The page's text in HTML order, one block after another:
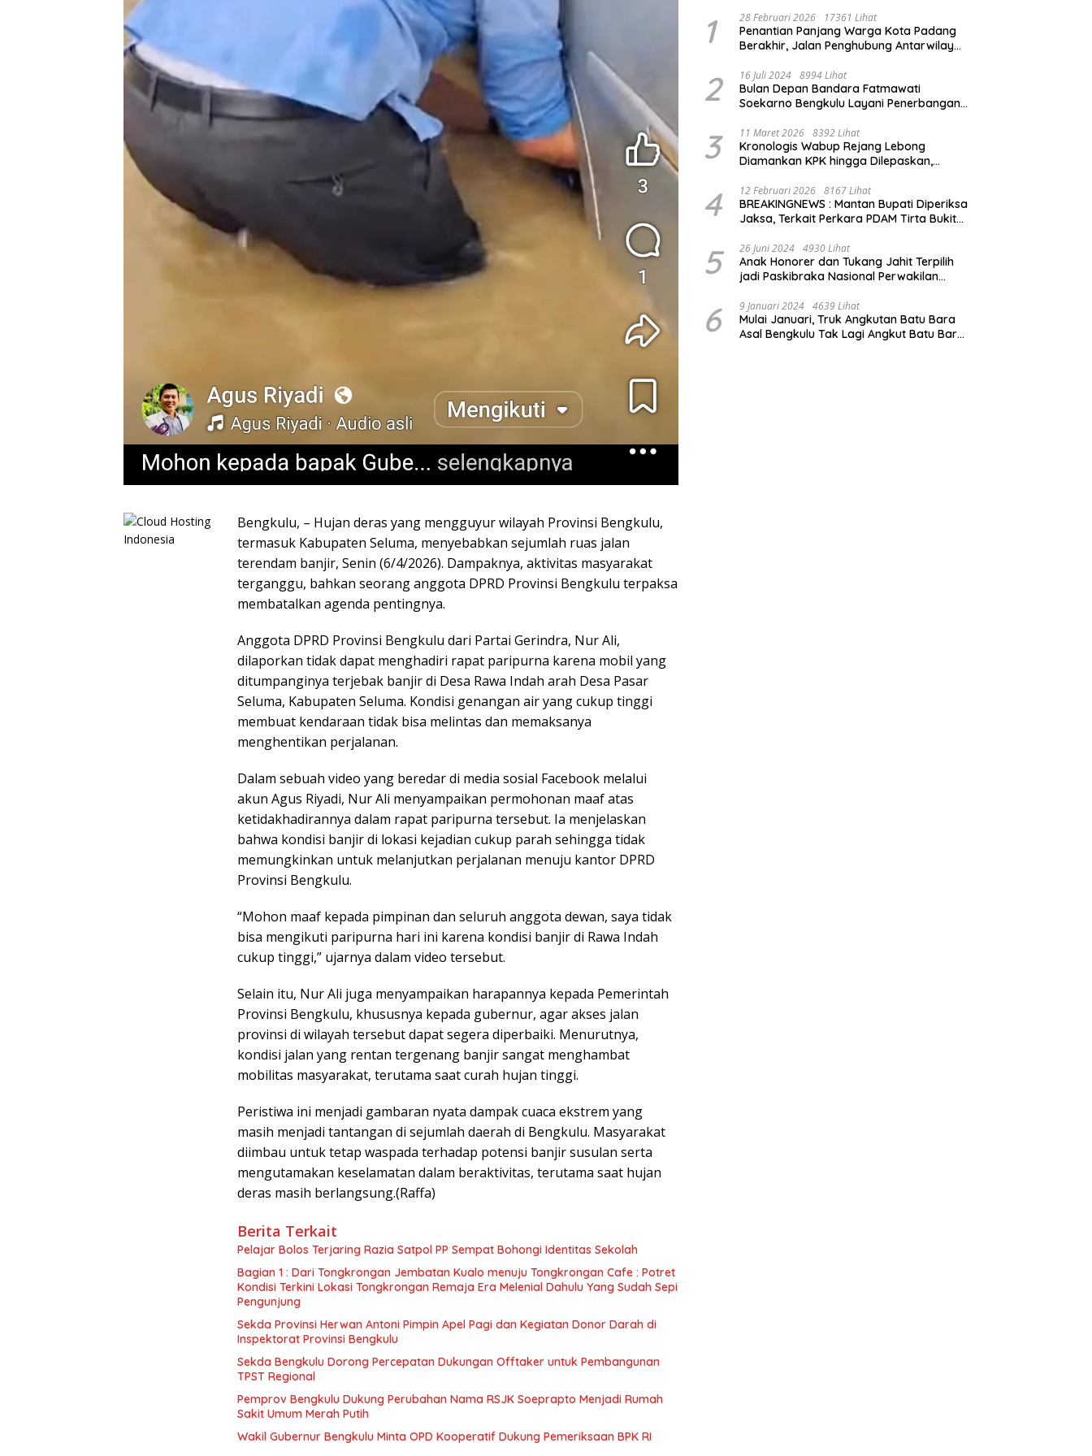
Bengkulu, – Hujan deras yang mengguyur wilayah Provinsi Bengkulu,
termasuk Kabupaten Seluma, menyebabkan sejumlah ruas jalan
terendam banjir, Senin (6/4/2026). Dampaknya, aktivitas masyarakat
terganggu, bahkan seorang anggota DPRD Provinsi Bengkulu terpaksa
membatalkan agenda pentingnya.
Anggota DPRD Provinsi Bengkulu dari Partai Gerindra, Nur Ali,
dilaporkan tidak dapat menghadiri rapat paripurna karena mobil yang
ditumpanginya terjebak banjir di Desa Rawa Indah arah Desa Pasar
Seluma, Kabupaten Seluma. Kondisi genangan air yang cukup tinggi
membuat kendaraan tidak bisa melintas dan memaksanya
menghentikan perjalanan.
Dalam sebuah video yang beredar di media sosial Facebook melalui
akun Agus Riyadi, Nur Ali menyampaikan permohonan maaf atas
ketidakhadirannya dalam rapat paripurna tersebut. Ia menjelaskan
bahwa kondisi banjir di lokasi kejadian cukup parah sehingga tidak
memungkinkan untuk melanjutkan perjalanan menuju kantor DPRD
Provinsi Bengkulu.
“Mohon maaf kepada pimpinan dan seluruh anggota dewan, saya tidak
bisa mengikuti paripurna hari ini karena kondisi banjir di Rawa Indah
cukup tinggi,” ujarnya dalam video tersebut.
Selain itu, Nur Ali juga menyampaikan harapannya kepada Pemerintah
Provinsi Bengkulu, khususnya kepada gubernur, agar akses jalan
provinsi di wilayah tersebut dapat segera diperbaiki. Menurutnya,
kondisi jalan yang rentan tergenang banjir sangat menghambat
mobilitas masyarakat, terutama saat curah hujan tinggi.
Peristiwa ini menjadi gambaran nyata dampak cuaca ekstrem yang
masih menjadi tantangan di sejumlah daerah di Bengkulu. Masyarakat
diimbau untuk tetap waspada terhadap potensi banjir susulan serta
mengutamakan keselamatan dalam beraktivitas, terutama saat hujan
deras masih berlangsung.(Raffa)
Berita Terkait
Pelajar Bolos Terjaring Razia Satpol PP Sempat Bohongi Identitas Sekolah
Bagian 1 : Dari Tongkrongan Jembatan Kualo menuju Tongkrongan Cafe : Potret
Kondisi Terkini Lokasi Tongkrongan Remaja Era Melenial Dahulu Yang Sudah Sepi
Pengunjung
Sekda Provinsi Herwan Antoni Pimpin Apel Pagi dan Kegiatan Donor Darah di
Inspektorat Provinsi Bengkulu
Sekda Bengkulu Dorong Percepatan Dukungan Offtaker untuk Pembangunan
TPST Regional
Pemprov Bengkulu Dukung Perubahan Nama RSJK Soeprapto Menjadi Rumah
Sakit Umum Merah Putih
Wakil Gubernur Bengkulu Minta OPD Kooperatif Dukung Pemeriksaan BPK RI
1 28 Februari 2026 17361 Lihat
Penantian Panjang Warga Kota Padang
Berakhir, Jalan Penghubung Antarwilayah
2 16 Juli 2024 8994 Lihat
Bulan Depan Bandara Fatmawati
Soekarno Bengkulu Layani Penerbangan
3 11 Maret 2026 8392 Lihat
Kronologis Wabup Rejang Lebong
Diamankan KPK hingga Dilepaskan,
4 12 Februari 2026 8167 Lihat
BREAKINGNEWS : Mantan Bupati Diperiksa
Jaksa, Terkait Perkara PDAM Tirta Bukit
5 26 Juni 2024 4930 Lihat
Anak Honorer dan Tukang Jahit Terpilih
jadi Paskibraka Nasional Perwakilan
6 9 Januari 2024 4639 Lihat
Mulai Januari, Truk Angkutan Batu Bara
Asal Bengkulu Tak Lagi Angkut Batu Bara